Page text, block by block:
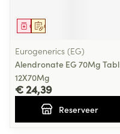
Op voorschrift
Geneesmiddel
Eurogenerics (EG)
Alendronate EG 70Mg Tabl
12X70Mg
€ 24,39
Reserveer